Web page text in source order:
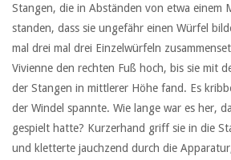
Stangen, die in Abständen von etwa einem
standen, dass sie ungefähr einen Würfel
mal drei mal drei Einzelwürfeln
Vivienne den rechten Fuß hoch, bis sie mit
der Stangen in mittlerer Höhe fand. Es
der Windel spannte. Wie lange war es her,
gespielt hatte? Kurzerhand griff sie in die
und kletterte jauchzend durch die